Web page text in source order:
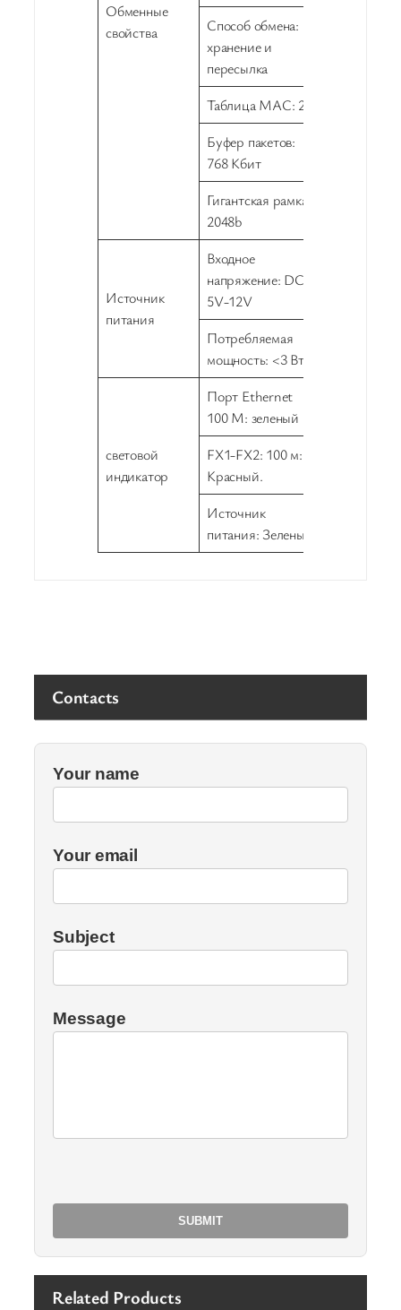
Обменные
свойства
Способ обмена:
хранение и
пересылка
Таблица MAC: 2K
Буфер пакетов:
768 Кбит
Гигантская рамка:
2048b
Источник
питания
Входное
напряжение: DC
5V-12V
Потребляемая
мощность: <3 Вт
световой
индикатор
Порт Ethernet
100 М: зеленый
FX1-FX2: 100 м:
Красный.
Источник
питания: Зеленый
Contacts
Your name
Your email
Subject
Message
Related Products